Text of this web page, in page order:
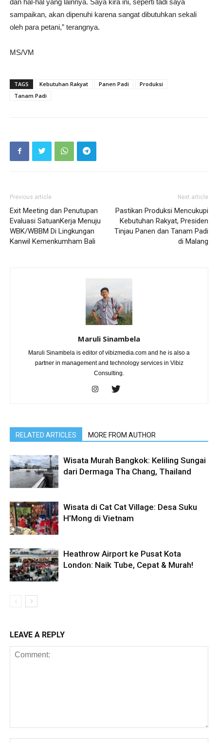
sampaikan, akan dipenuhi karena sangat dibutuhkan sekali
oleh para petani,” terangnya.
MS/VM
TAGS Kebutuhan Rakyat Panen Padi
Produksi
Tanam Padi
Previous article
Exit Meeting dan Penutupan
Evaluasi SatuanKerja Menuju
WBK/WBBM Di Lingkungan
Kanwil Kemenkumham Bali
Next article
Pastikan Produksi Mencukupi
Kebutuhan Rakyat, Presiden
Tinjau Panen dan Tanam Padi
di Malang
Maruli Sinambela
Maruli Sinambela is editor of vibizmedia.com and he is also a
partner in management and technology services in Vibiz
Consulting.
RELATED ARTICLES MORE FROM AUTHOR
Wisata Murah Bangkok: Keliling Sungai
dari Dermaga Tha Chang, Thailand
Wisata di Cat Cat Village: Desa Suku
H’Mong di Vietnam
Heathrow Airport ke Pusat Kota
London: Naik Tube, Cepat & Murah!
LEAVE A REPLY